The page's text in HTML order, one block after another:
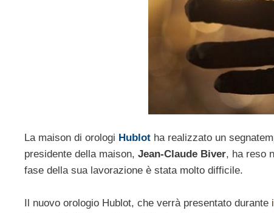
La maison di orologi Hublot ha realizzato un
presidente della maison, Jean-Claude Biver, ha reso
fase della sua lavorazione è stata molto difficile.
Il nuovo orologio Hublot, che verrà presentato durante